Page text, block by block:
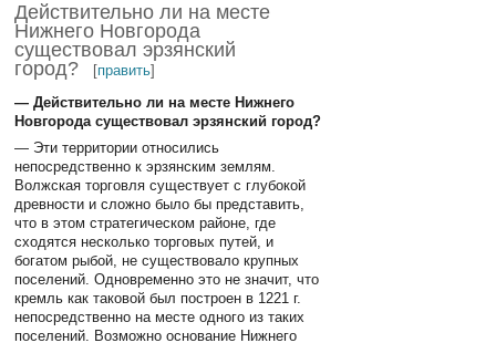
Действительно ли на месте
Нижнего Новгорода
существовал эрзянский
город?
[править]
— Действительно ли на месте Нижнего
Новгорода существовал эрзянский город?
— Эти территории относились
непосредственно к эрзянским землям.
Волжская торговля существует с глубокой
древности и сложно было бы представить,
что в этом стратегическом районе, где
сходятся несколько торговых путей, и
богатом рыбой, не существовало крупных
поселений. Одновременно это не значит, что
кремль как таковой был построен в 1221 г.
непосредственно на месте одного из таких
поселений. Возможно основание Нижнего